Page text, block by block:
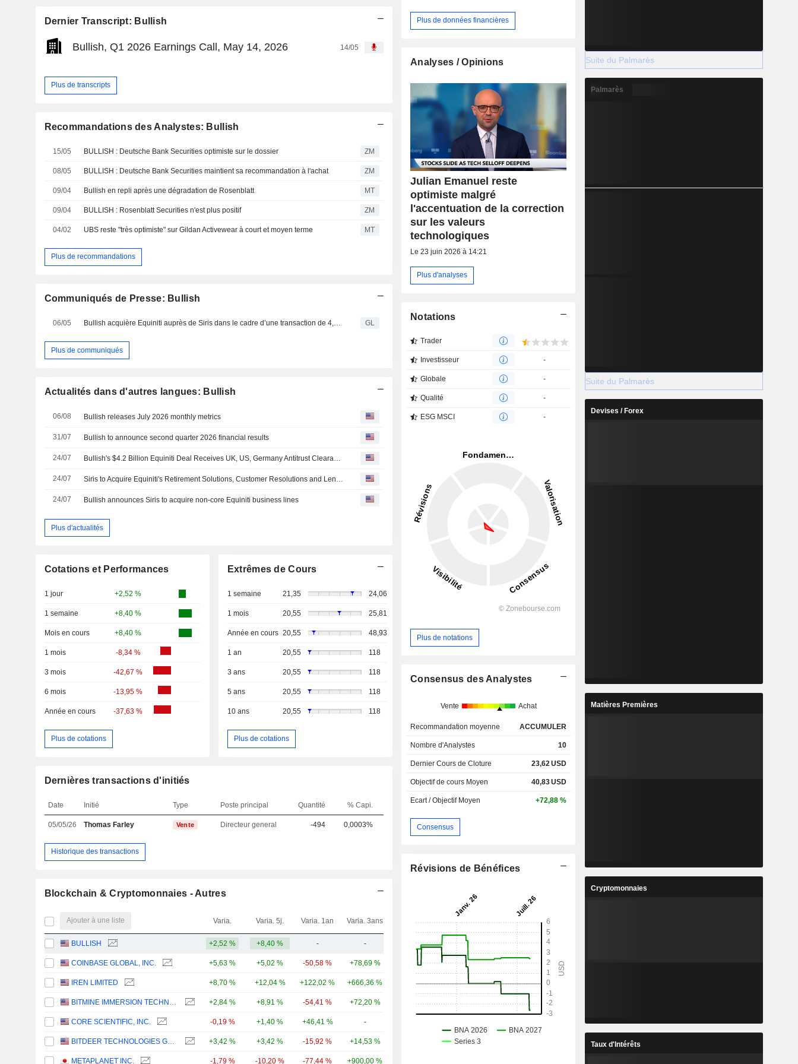
Dernier Transcript: Bullish
Bullish, Q1 2026 Earnings Call, May 14, 2026 14/05
Plus de transcripts
Recommandations des Analystes: Bullish
15/05 BULLISH : Deutsche Bank Securities optimiste sur le dossier ZM
08/05 BULLISH : Deutsche Bank Securities maintient sa recommandation à l'achat ZM
09/04 Bullish en repli après une dégradation de Rosenblatt MT
09/04 BULLISH : Rosenblatt Securities n'est plus positif ZM
04/02 UBS reste "très optimiste" sur Gildan Activewear à court et moyen terme MT
Plus de recommandations
Communiqués de Presse: Bullish
06/05 Bullish acquière Equiniti auprès de Siris dans le cadre d’une transaction de 4,2 milliards de dollars, créant ainsi un agent de transfert mondial pour les titres tokenisés GL
Plus de communiqués
Actualités dans d'autres langues: Bullish
06/08 Bullish releases July 2026 monthly metrics
31/07 Bullish to announce second quarter 2026 financial results
24/07 Bullish's $4.2 Billion Equiniti Deal Receives UK, US, Germany Antitrust Clearances
24/07 Siris to Acquire Equiniti's Retirement Solutions, Customer Resolutions and Lenvi Businesses
24/07 Bullish announces Siris to acquire non-core Equiniti business lines
Plus d'actualités
Cotations et Performances
1 jour +2,52 %
1 semaine +8,40 %
Mois en cours +8,40 %
1 mois -8,34 %
3 mois -42,67 %
6 mois -13,95 %
Année en cours -37,63 %
Plus de cotations
Extrêmes de Cours
1 semaine 21,35 24,06
1 mois 20,55 25,81
Année en cours 20,55 48,93
1 an 20,55 118
3 ans 20,55 118
5 ans 20,55 118
10 ans 20,55 118
Plus de cotations
Dernières transactions d'initiés
Date Initié Type Poste principal Quantité % Capi.
05/05/26 Thomas Farley Vente Directeur general -494 0,0003%
Historique des transactions
Blockchain & Cryptomonnaies - Autres
Ajouter à une liste Varia. Varia. 5j. Varia. 1an Varia. 3ans Capi.($)
BULLISH +2,52 % +8,40 % - - 3,49 Md
COINBASE GLOBAL, INC. +5,63 % +5,02 % -50,58 % +78,69 % 38,36 Md
IREN LIMITED +8,70 % +12,04 % +122,02 % +666,36 % 13,56 Md
+2,84 % +8,91 % -54,41 % +72,20 % 11,04 Md
CORE SCIENTIFIC, INC. -0,19 % +1,40 % +46,41 % -
+3,42 % +3,42 % -15,92 % +14,53 %
METAPLANET INC. -1,79 % -10,20 % -77,44 % +900,00 %
Plus de données financières
Analyses / Opinions
Julian Emanuel reste
optimiste malgré
l'accentuation de la correction
sur les valeurs
technologiques
Le 23 juin 2026 à 14:21
Plus d'analyses
Notations
Trader
Investisseur -
Globale -
Qualité -
ESG MSCI -
Plus de notations
Consensus des Analystes
Vente Achat
Recommandation moyenne ACCUMULER
Nombre d'Analystes 10
Dernier Cours de Cloture 23,62USD
Objectif de cours Moyen 40,83USD
Ecart / Objectif Moyen +72,88 %
Consensus
Révisions de Bénéfices
Suite du Palmarès
Palmarès
Suite du Palmarès
Devises / Forex
Matières Premières
Cryptomonnaies
Taux d'Intérêts